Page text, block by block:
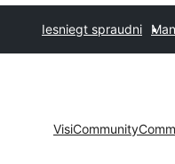
Iesniegt spraudni
VisiCommunity